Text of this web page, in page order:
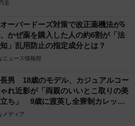
圭
ーバードーズ対策で改正薬機法が5
かぜ薬を購入した人の約6割が「法
」乱用防止の指定成分とは？
ニュース情報部
男 18歳のモデル、カジュアルコー
れ近影が「両親のいいとこ取りの美
立ち」 9歳に渡英し全寮制カレッジ
メディア